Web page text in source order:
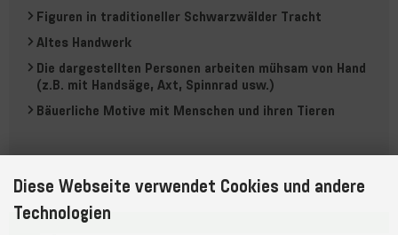
Figuren in traditioneller Schwarzwälder Tracht
Altes Handwerk
Die dargestellten Personen arbeiten mühsam von Hand
(z.B. mit Handsäge, Axt, Spinnrad usw.)
Bäuerliche Motive mit Menschen und ihren Tieren
Diese Webseite verwendet Cookies und andere
Technologien